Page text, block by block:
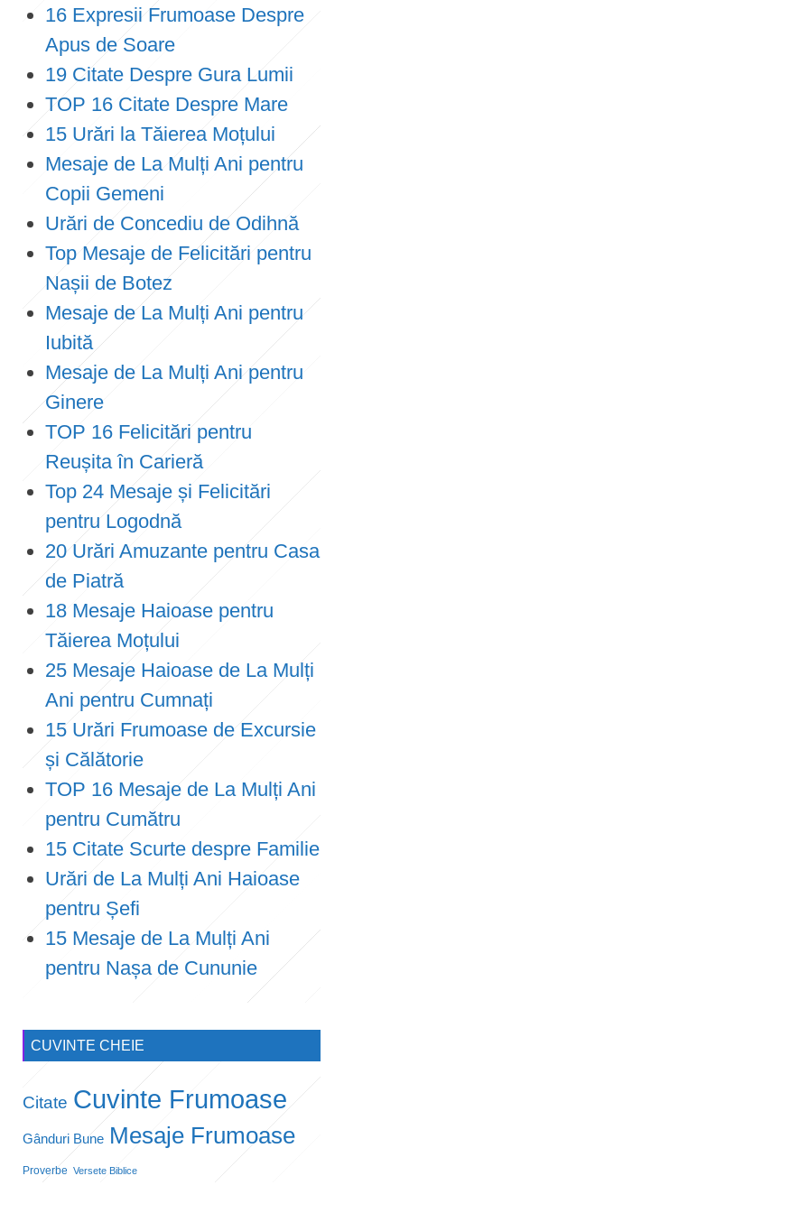
16 Expresii Frumoase Despre
Apus de Soare
19 Citate Despre Gura Lumii
TOP 16 Citate Despre Mare
15 Urări la Tăierea Moțului
Mesaje de La Mulți Ani pentru
Copii Gemeni
Urări de Concediu de Odihnă
Top Mesaje de Felicitări pentru
Nașii de Botez
Mesaje de La Mulți Ani pentru
Iubită
Mesaje de La Mulți Ani pentru
Ginere
TOP 16 Felicitări pentru
Reușita în Carieră
Top 24 Mesaje și Felicitări
pentru Logodnă
20 Urări Amuzante pentru Casa
de Piatră
18 Mesaje Haioase pentru
Tăierea Moțului
25 Mesaje Haioase de La Mulți
Ani pentru Cumnați
15 Urări Frumoase de Excursie
și Călătorie
TOP 16 Mesaje de La Mulți Ani
pentru Cumătru
15 Citate Scurte despre Familie
Urări de La Mulți Ani Haioase
pentru Șefi
15 Mesaje de La Mulți Ani
pentru Nașa de Cununie
CUVINTE CHEIE
Citate Cuvinte Frumoase
Gânduri Bune Mesaje Frumoase
Proverbe Versete Biblice